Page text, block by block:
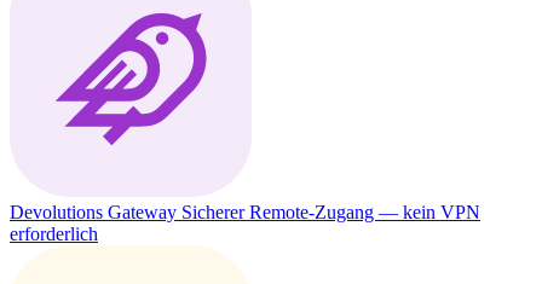
Devolutions Gateway Sicherer Remote-Zugang — kein VPN
erforderlich